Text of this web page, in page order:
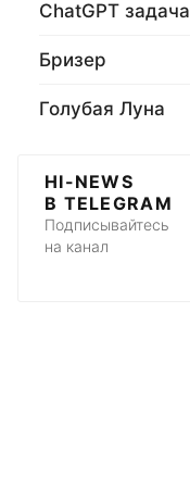
ChatGPT задача
Бризер
Голубая Луна
HI-NEWS
В TELEGRAM
Подписывайтесь
на канал